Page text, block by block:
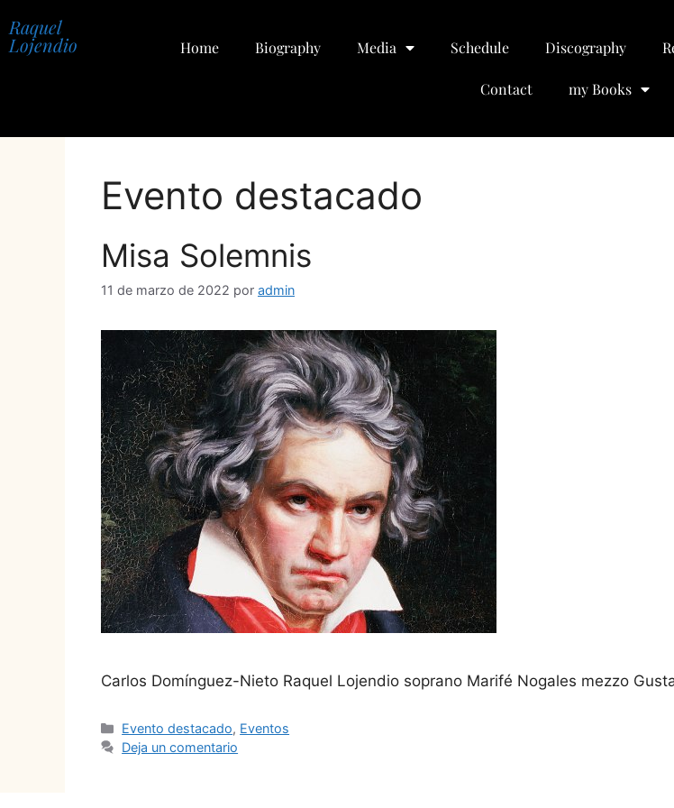
Raquel
Lojendio Home Biography Media Schedule Discography
Contact my Books
Evento destacado
Misa Solemnis
11 de marzo de 2022 por admin
Carlos Domínguez-Nieto Raquel Lojendio soprano Marifé Nogales mezzo
Evento destacado, Eventos
Deja un comentario